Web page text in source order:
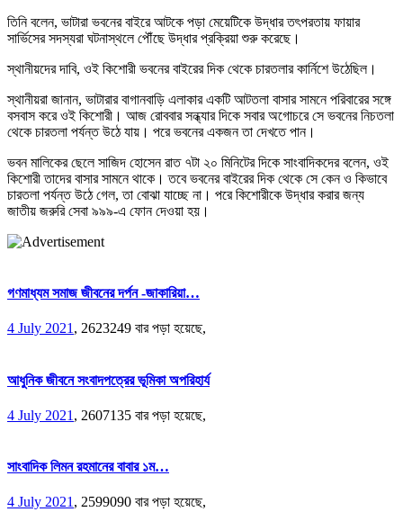
তিনি বলেন, ভাটারা ভবনের বাইরে আটকে পড়া মেয়েটিকে উদ্ধার তৎপরতায় ফায়ার
সার্ভিসের সদস্যরা ঘটনাস্থলে পৌঁছে উদ্ধার প্রক্রিয়া শুরু করেছে।
স্থানীয়দের দাবি, ওই কিশোরী ভবনের বাইরের দিক থেকে চারতলার কার্নিশে উঠেছিল।
স্থানীয়রা জানান, ভাটারার বাগানবাড়ি এলাকার একটি আটতলা বাসার সামনে পরিবারের সঙ্গে
বসবাস করে ওই কিশোরী। আজ রোববার সন্ধ্যার দিকে সবার অগোচরে সে ভবনের নিচতলা
থেকে চারতলা পর্যন্ত উঠে যায়। পরে ভবনের একজন তা দেখতে পান।
ভবন মালিকের ছেলে সাজিদ হোসেন রাত ৭টা ২০ মিনিটের দিকে সাংবাদিকদের বলেন, ওই
কিশোরী তাদের বাসার সামনে থাকে। তবে ভবনের বাইরের দিক থেকে সে কেন ও কিভাবে
চারতলা পর্যন্ত উঠে গেল, তা বোঝা যাচ্ছে না। পরে কিশোরীকে উদ্ধার করার জন্য
জাতীয় জরুরি সেবা ৯৯৯-এ ফোন দেওয়া হয়।
গণমাধ্যম সমাজ জীবনের দর্পন -জাকারিয়া…
4 July 2021 , 2623249 বার পড়া হয়েছে,
আধুনিক জীবনে সংবাদপত্রের ভূমিকা অপরিহার্য
4 July 2021 , 2607135 বার পড়া হয়েছে,
সাংবাদিক লিমন রহমানের বাবার ১ম…
4 July 2021, 2599090 বার পড়া হয়েছে,